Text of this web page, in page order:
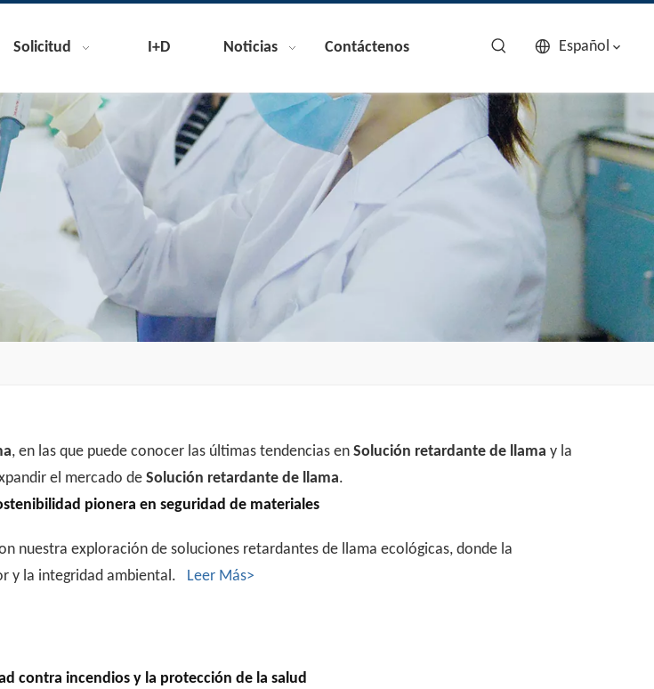
Solicitud I+D Noticias Contáctenos Español
, en las que puede conocer las últimas tendencias en Solución retardante de llama y la
el mercado de Solución retardante de llama.
pionera en seguridad de materiales
nuestra exploración de soluciones retardantes de llama ecológicas, donde la
y la integridad ambiental. Leer Más>
contra incendios y la protección de la salud